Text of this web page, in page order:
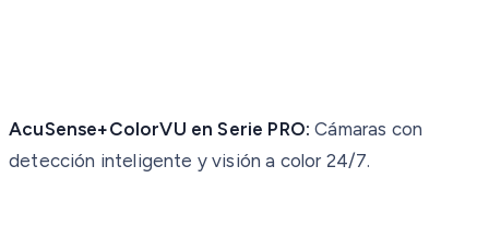
AcuSense+ColorVU en Serie PRO: Cámaras con
detección inteligente y visión a color 24/7.